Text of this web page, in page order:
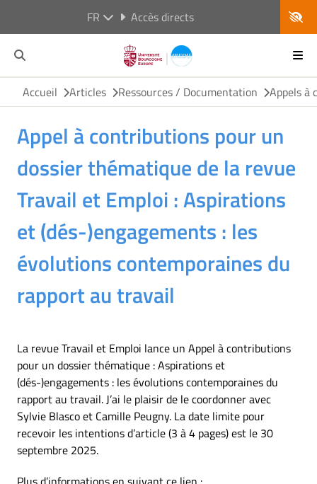
FR Accès directs
Accueil Articles Ressources / Documentation Appels à
Appel à contributions pour un
dossier thématique de la revue
Travail et Emploi : Aspirations
et (dés-)engagements : les
évolutions contemporaines du
rapport au travail
La revue Travail et Emploi lance un Appel à contributions
pour un dossier thématique : Aspirations et
(dés-)engagements : les évolutions contemporaines du
rapport au travail. J’ai le plaisir de le coordonner avec
Sylvie Blasco et Camille Peugny. La date limite pour
recevoir les intentions d’article (3 à 4 pages) est le 30
septembre 2025.